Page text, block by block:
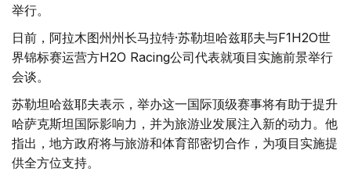
举行。
日前，阿拉木图州州长马拉特·苏勒坦哈兹耶夫与F1H2O世
界锦标赛运营方H2O Racing公司代表就项目实施前景举行
会谈。
苏勒坦哈兹耶夫表示，举办这一国际顶级赛事将有助于提升
哈萨克斯坦国际影响力，并为旅游业发展注入新的动力。他
指出，地方政府将与旅游和体育部密切合作，为项目实施提
供全方位支持。